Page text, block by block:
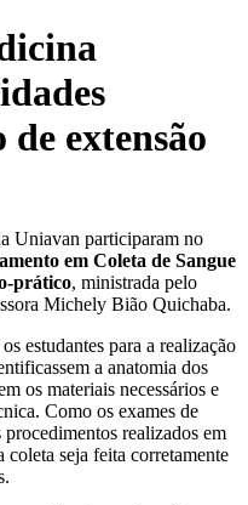
extensão
Uniavan participaram no
em Coleta de Sangue
prático, ministrada pelo
Michely Bião Quichaba.
estudantes para a realização
a anatomia dos
os materiais necessários e
Como os exames de
realizados em
seja feita corretamente